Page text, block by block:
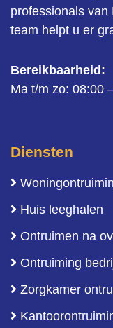
professionals van
team helpt u er
Bereikbaarheid:
Ma t/m zo: 08:00
Diensten
Huis leeghalen
Ontruimen na
Ontruiming
Zorgkamer